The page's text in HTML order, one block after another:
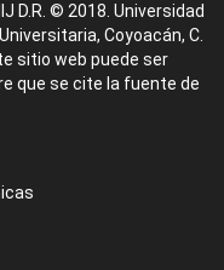
D.R. © 2018. Universidad
Coyoacán, C.
sitio web puede ser
que se cite la fuente de